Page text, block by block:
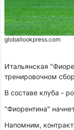
globallookpress.com
Итальянская
тренировочном
В составе клуба -
"Фиорентина"
Напомним,